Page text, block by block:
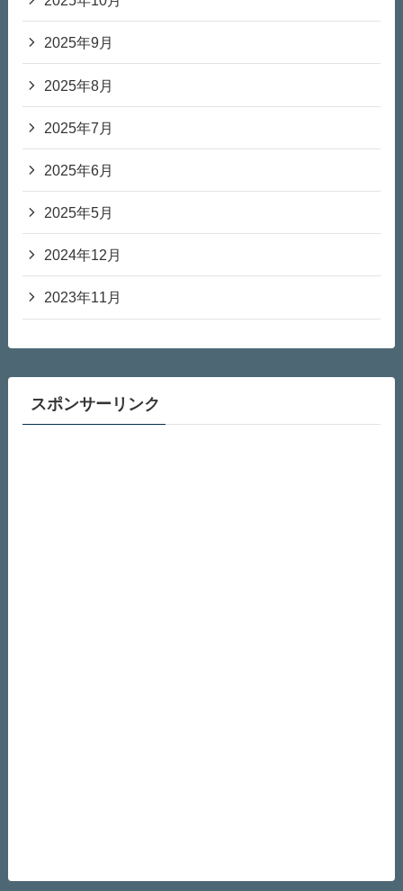
2025年9月
2025年8月
2025年7月
2025年6月
2025年5月
2024年12月
2023年11月
スポンサーリンク